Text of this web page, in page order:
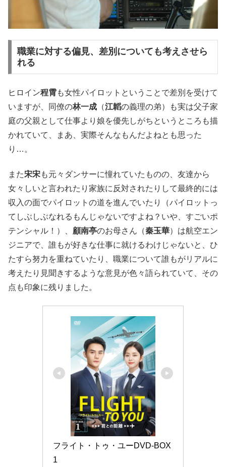
職業に対する偏見、差別についても考えさせら
れる
ヒロイン程霄も女性パイロットということで差別を受けて
いますが、同僚の林一成 （江韜の義理の弟）も実は父子家
庭の父親として仕事より娘を優先しがちというところも描
かれていて、まあ、実際そんなもんだよねとも思った
り…。
また宋宋も元々ダンサーに憧れていたものの、友達から
女々しいと言われたり家族に反対されたりして最終的には
収入の面でパイロットの道を進んでいたり（パイロットっ
てしぶしぶなれるもんじゃないですよね？いや、すごいポ
テンシャル！）、 顧南亭のお母さん（秦玉華）は航空エン
ジニアで、誰もが好きな仕事に就けるわけじゃないと、ひ
たすら努力を重ねていたり、職業について誰もがリアルに
考えたり見聞きするような意見が色々語られていて、その
点も印象に残りました。
フライト・トゥ・ユーDVD-BOX
1